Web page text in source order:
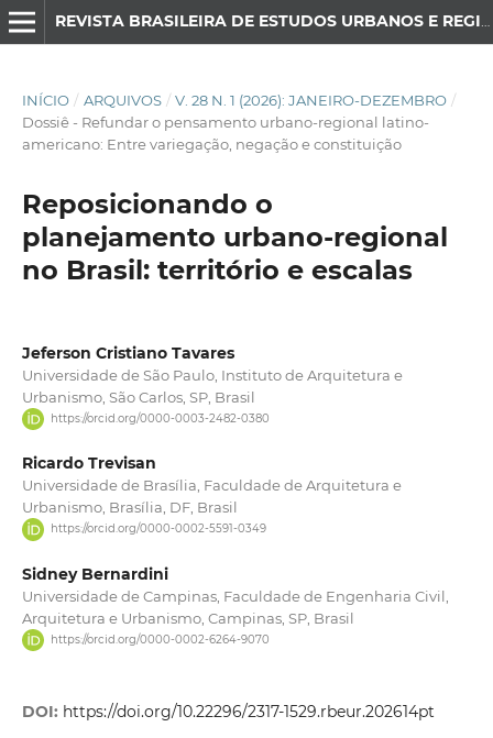
INÍCIO / ARQUIVOS / V. 28 N. 1 (2026): JANEIRO-DEZEMBRO /
Dossiê - Refundar o pensamento urbano-regional latino-
americano: Entre variegação, negação e constituição
Reposicionando o
planejamento urbano-regional
no Brasil: território e escalas
Jeferson Cristiano Tavares
Universidade de São Paulo, Instituto de Arquitetura e
Urbanismo, São Carlos, SP, Brasil
https://orcid.org/0000-0003-2482-0380
Ricardo Trevisan
Universidade de Brasília, Faculdade de Arquitetura e
Urbanismo, Brasília, DF, Brasil
https://orcid.org/0000-0002-5591-0349
Sidney Bernardini
Universidade de Campinas, Faculdade de Engenharia Civil,
Arquitetura e Urbanismo, Campinas, SP, Brasil
https://orcid.org/0000-0002-6264-9070
DOI: https://doi.org/10.22296/2317-1529.rbeur.202614pt